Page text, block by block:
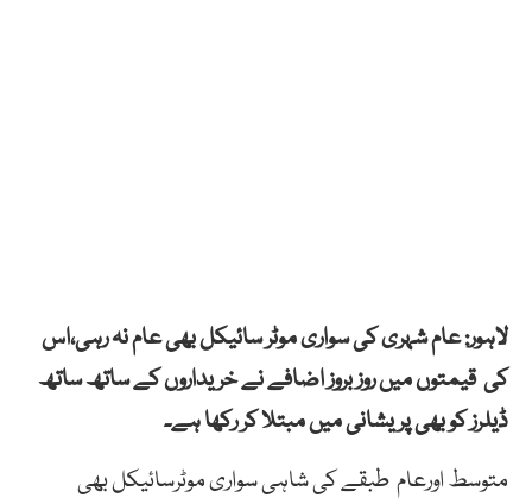
لاہور: عام شہری کی سواری موٹر سائیکل بھی عام نہ رہی،اس
کی قیمتوں میں روز بروز اضافے نے خریداروں کے ساتھ ساتھ
ڈیلرز کو بھی پریشانی میں مبتلا کر رکھا ہے۔
متوسط اورعام طبقے کی شاہی سواری موٹرسائیکل بھی